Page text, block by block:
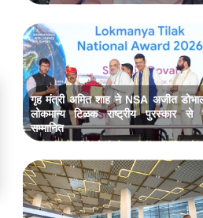
गृह मंत्री अमित शाह ने NSA अजीत
लोकमान्य टिळक राष्ट्रीय पुरस्कार से
सम्मानित